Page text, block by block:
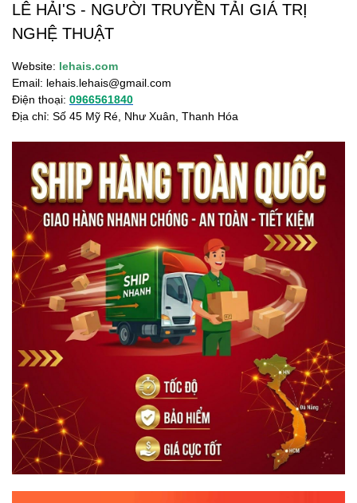
LÊ HẢI'S - NGƯỜI TRUYỀN TẢI GIÁ TRỊ
NGHỆ THUẬT
Website: lehais.com
Email: lehais.lehais@gmail.com
Điện thoại: 0966561840
Địa chỉ: Số 45 Mỹ Ré, Như Xuân, Thanh Hóa